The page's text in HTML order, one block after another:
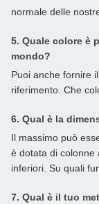
normale delle
5. Quale colore è
mondo?
Puoi anche fornire
riferimento. Che
6. Qual è la
Il massimo può
è dotata di colonne
inferiori. Su quali
7. Qual è il tuo